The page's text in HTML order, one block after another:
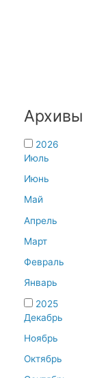
Архивы
2026
Июль
Июнь
Май
Апрель
Март
Февраль
Январь
2025
Декабрь
Ноябрь
Октябрь